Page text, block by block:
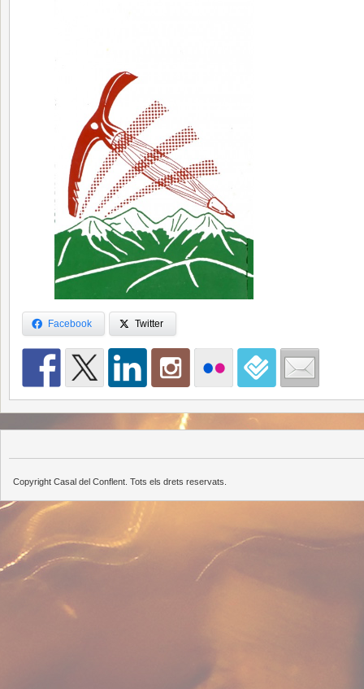
Facebook Twitter
Copyright Casal del Conflent. Tots els drets reservats.